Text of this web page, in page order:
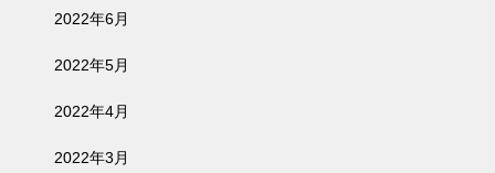
2022年6月
2022年5月
2022年4月
2022年3月